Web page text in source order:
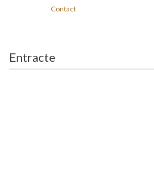
Contact
Entracte